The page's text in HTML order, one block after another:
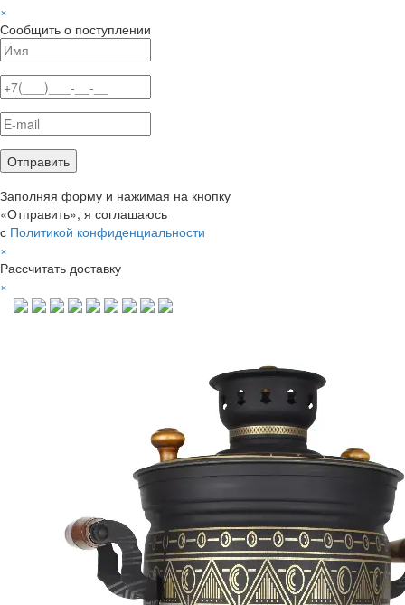
×
Сообщить о поступлении
Заполняя форму и нажимая на кнопку
«Отправить», я соглашаюсь
с Политикой конфиденциальности
×
Рассчитать доставку
×